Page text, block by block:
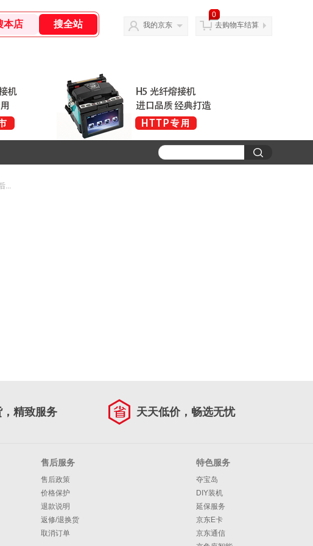
我的京东
0
去购物车结算
...
精致服务 天天低价，畅选无忧
售后服务
售后政策
价格保护
退款说明
返修/退换货
取消订单
特色服务
夺宝岛
DIY装机
延保服务
京东E卡
京东通信